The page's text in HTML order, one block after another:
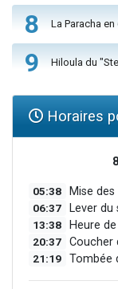
8 La Paracha
9 Hiloula du
Horaires
05:38 Mise
06:37 Lever du
13:38 Heure
20:37 Coucher
21:19 Tombée